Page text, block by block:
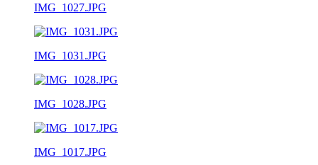
IMG_1027.JPG
IMG_1031.JPG
IMG_1028.JPG
IMG_1017.JPG